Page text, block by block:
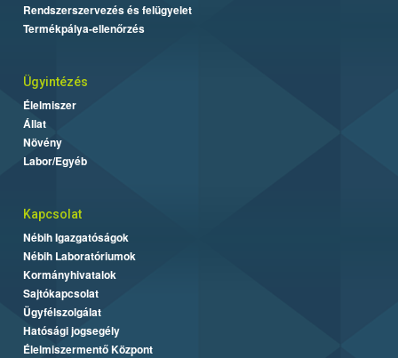
Rendszerszervezés és felügyelet
Termékpálya-ellenőrzés
Ügyintézés
Élelmiszer
Állat
Növény
Labor/Egyéb
Kapcsolat
Nébih Igazgatóságok
Nébih Laboratóriumok
Kormányhivatalok
Sajtókapcsolat
Ügyfélszolgálat
Hatósági jogsegély
Élelmiszermentő Központ